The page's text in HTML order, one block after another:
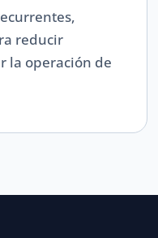
reducir
la operación de